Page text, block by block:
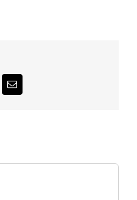
Correo
electrónico